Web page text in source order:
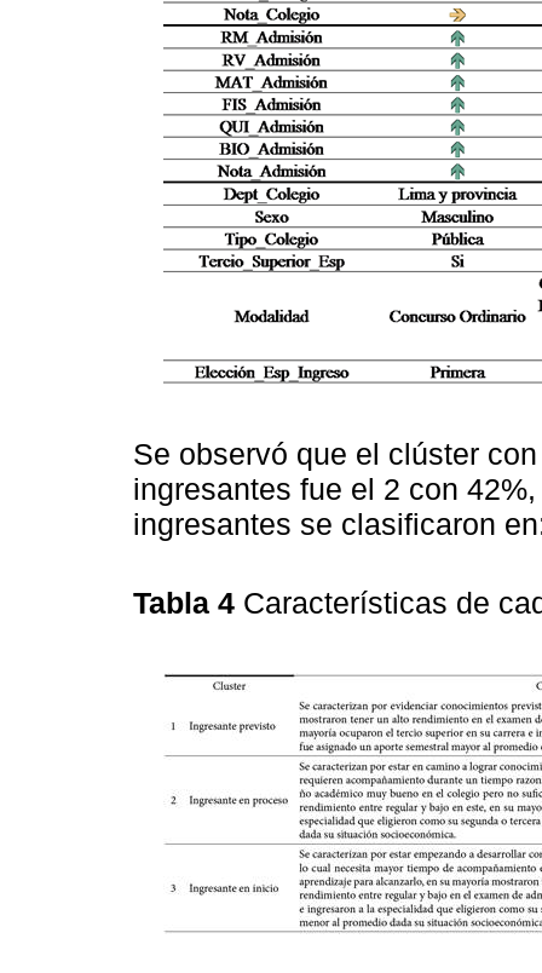
Se observó que el clúster
ingresantes fue el 2 con
ingresantes se clasificaron
Tabla 4 Características de